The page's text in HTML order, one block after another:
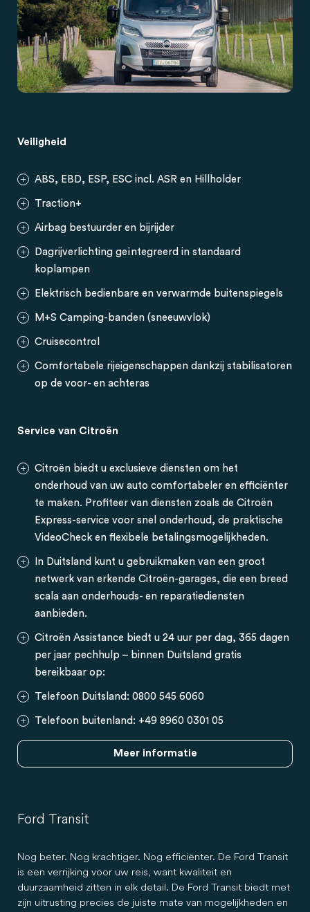
Veiligheid
ABS, EBD, ESP, ESC incl. ASR en Hillholder
Traction+
Airbag bestuurder en bijrijder
Dagrijverlichting geïntegreerd in standaard
koplampen
Elektrisch bedienbare en verwarmde buitenspiegels
M+S Camping-banden (sneeuwvlok)
Cruisecontrol
Comfortabele rijeigenschappen dankzij stabilisatoren
op de voor- en achteras
Service van Citroën
Citroën biedt u exclusieve diensten om het
onderhoud van uw auto comfortabeler en efficiënter
te maken. Profiteer van diensten zoals de Citroën
Express-service voor snel onderhoud, de praktische
VideoCheck en flexibele betalingsmogelijkheden.
In Duitsland kunt u gebruikmaken van een groot
netwerk van erkende Citroën-garages, die een breed
scala aan onderhouds- en reparatiediensten
aanbieden.
Citroën Assistance biedt u 24 uur per dag, 365 dagen
per jaar pechhulp – binnen Duitsland gratis
bereikbaar op:
Telefoon Duitsland: 0800 545 6060
Telefoon buitenland: +49 8960 0301 05
Meer informatie
Ford Transit
Nog beter. Nog krachtiger. Nog efficiënter. De Ford Transit
is een verrijking voor uw reis, want kwaliteit en
duurzaamheid zitten in elk detail. De Ford Transit biedt met
zijn uitrusting precies de juiste mate van mogelijkheden en